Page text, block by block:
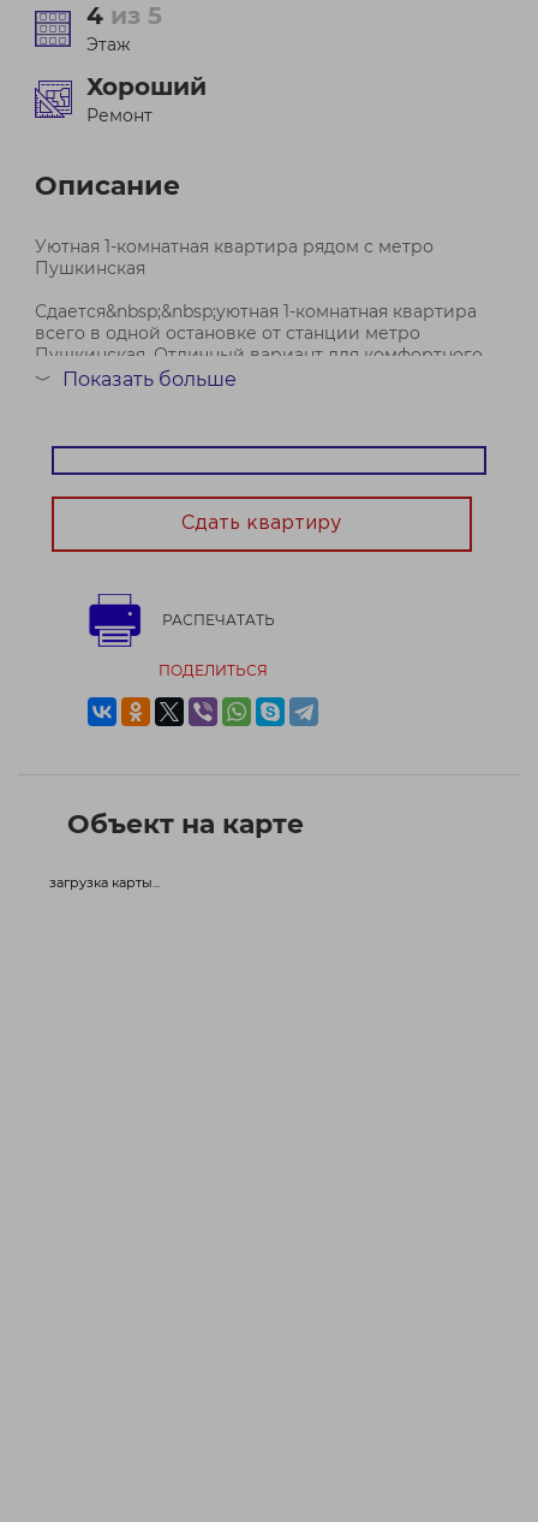
4 из 5
Этаж
Хороший
Ремонт
Описание
Уютная 1-комнатная квартира рядом с метро
Пушкинская
Сдается&nbsp;&nbsp;уютная 1-комнатная квартира
всего в одной остановке от станции метро
Пушкинская. Отличный вариант для комфортного
проживания в удобном районе города.
аккуратная и очень теплая. О...
Договор № 760/2 от 29.05.2026
﹀ Показать больше
Сдать квартиру
РАСПЕЧАТАТЬ
ПОДЕЛИТЬСЯ
Объект на карте
загрузка карты...